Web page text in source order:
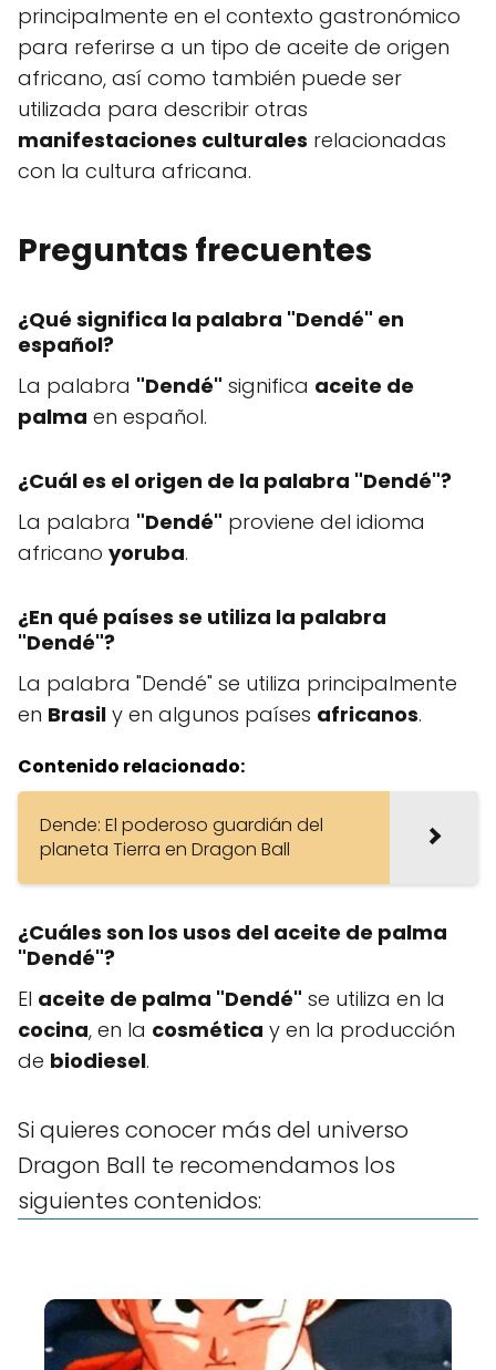
principalmente en el contexto gastronómico
para referirse a un tipo de aceite de origen
africano, así como también puede ser
utilizada para describir otras
manifestaciones culturales relacionadas
con la cultura africana.
Preguntas frecuentes
¿Qué significa la palabra "Dendé" en
español?
La palabra "Dendé" significa aceite de
palma en español.
¿Cuál es el origen de la palabra "Dendé"?
La palabra "Dendé" proviene del idioma
africano yoruba.
¿En qué países se utiliza la palabra
"Dendé"?
La palabra "Dendé" se utiliza principalmente
en Brasil y en algunos países africanos.
Contenido relacionado:
Dende: El poderoso guardián del
planeta Tierra en Dragon Ball
¿Cuáles son los usos del aceite de palma
"Dendé"?
El aceite de palma "Dendé" se utiliza en la
cocina, en la cosmética y en la producción
de biodiesel.
Si quieres conocer más del universo
Dragon Ball te recomendamos los
siguientes contenidos: